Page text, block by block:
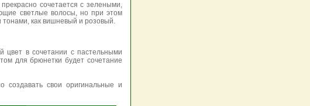
сочетается с зелеными,
светлые волосы, но при этом
тонами, как вишневый и розовый.
цвет в сочетании с пастельными
для брюнетки будет сочетание
свои оригинальные и